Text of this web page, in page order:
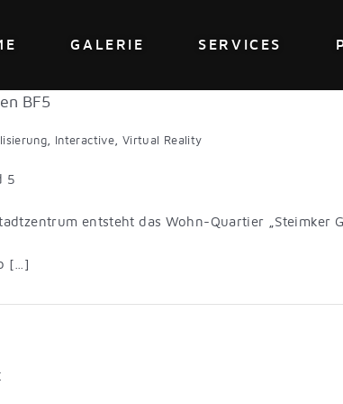
GALERIE SERVICES
BF5
, Interactive, Virtual Reality
5
entsteht das Wohn-Quartier „Steimker
[…]